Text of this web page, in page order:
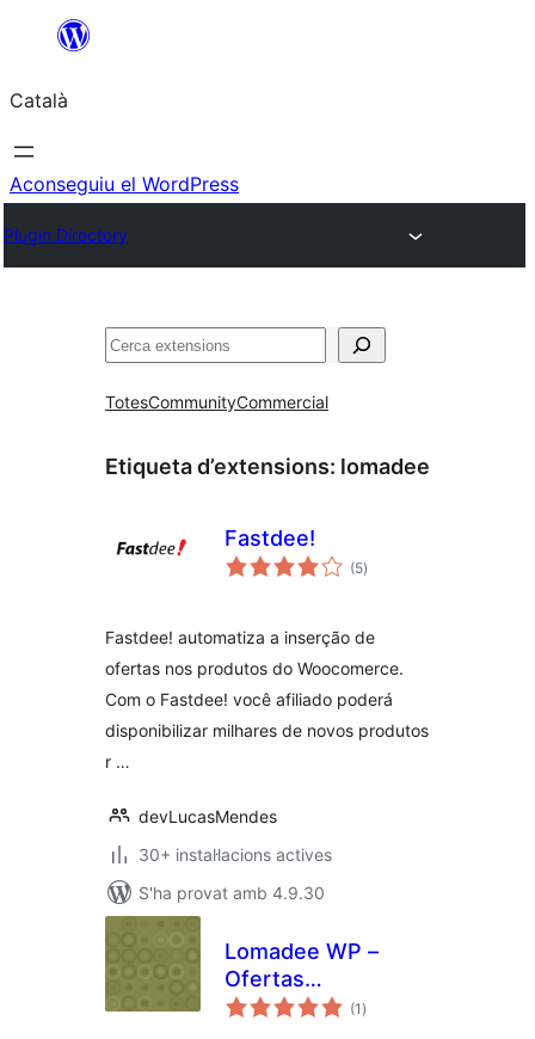
contingut
Català
Aconseguiu el WordPress
Plugin Directory
Cerca
TotesCommunityCommercial
Etiqueta d’extensions: lomadee
Fastdee!
(5puntuacions
totals
)
Fastdee! automatiza a inserção de
ofertas nos produtos do Woocomerce.
Com o Fastdee! você afiliado poderá
disponibilizar milhares de novos produtos
r …
devLucasMendes
30+ instal·lacions actives
S'ha provat amb 4.9.30
Lomadee WP –
Ofertas
Relacionadas
(1 puntuacions
totals
)